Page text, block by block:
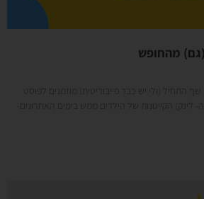
התחיל (ולי יש כבר פייבוריטית! מוזמנים לפוסט
הקייטנות של הילדים ממש בימים האחרונים-